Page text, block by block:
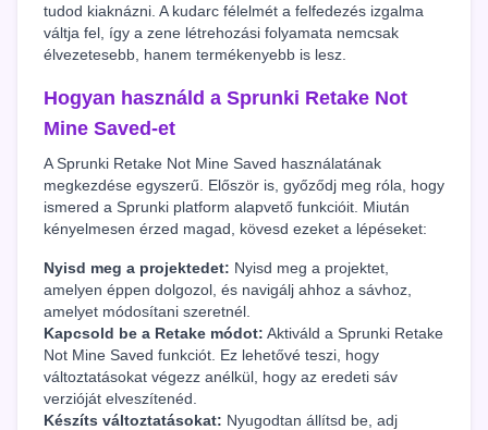
tudod kiaknázni. A kudarc félelmét a felfedezés izgalma
váltja fel, így a zene létrehozási folyamata nemcsak
élvezetesebb, hanem termékenyebb is lesz.
Hogyan használd a Sprunki Retake Not
Mine Saved-et
A Sprunki Retake Not Mine Saved használatának
megkezdése egyszerű. Először is, győződj meg róla, hogy
ismered a Sprunki platform alapvető funkcióit. Miután
kényelmesen érzed magad, kövesd ezeket a lépéseket:
Nyisd meg a projektedet: Nyisd meg a projektet,
amelyen éppen dolgozol, és navigálj ahhoz a sávhoz,
amelyet módosítani szeretnél.
Kapcsold be a Retake módot: Aktiváld a Sprunki Retake
Not Mine Saved funkciót. Ez lehetővé teszi, hogy
változtatásokat végezz anélkül, hogy az eredeti sáv
verzióját elveszítenéd.
Készíts változtatásokat: Nyugodtan állítsd be, adj